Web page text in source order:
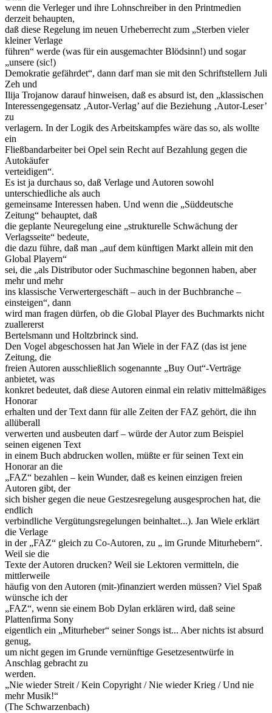
wenn die Verleger und ihre Lohnschreiber in den Printmedien
derzeit behaupten,
daß diese Regelung im neuen Urheberrecht zum „Sterben vieler
kleiner Verlage
führen“ werde (was für ein ausgemachter Blödsinn!) und sogar
„unsere (sic!)
Demokratie gefährdet“, dann darf man sie mit den Schriftstellern Juli
Zeh und
Ilija Trojanow darauf hinweisen, daß es absurd ist, den „klassischen
Interessengegensatz ‚Autor-Verlag’ auf die Beziehung ‚Autor-Leser’
zu
verlagern. In der Logik des Arbeitskampfes wäre das so, als wollte
ein
Fließbandarbeiter bei Opel sein Recht auf Bezahlung gegen die
Autokäufer
verteidigen“.
Es ist ja durchaus so, daß Verlage und Autoren sowohl
unterschiedliche als auch
gemeinsame Interessen haben. Und wenn die „Süddeutsche
Zeitung“ behauptet, daß
die geplante Neuregelung eine „strukturelle Schwächung der
Verlagsseite“ bedeute,
die dazu führe, daß man „auf dem künftigen Markt allein mit den
Global Playern“
sei, die „als Distributor oder Suchmaschine begonnen haben, aber
mehr und mehr
ins klassische Verwertergeschäft – auch in der Buchbranche –
einsteigen“, dann
wird man fragen dürfen, ob die Global Player des Buchmarkts nicht
zuallererst
Bertelsmann und Holtzbrinck sind.
Den Vogel abgeschossen hat Jan Wiele in der FAZ (das ist jene
Zeitung, die
freien Autoren ausschließlich sogenannte „Buy Out“-Verträge
anbietet, was
konkret bedeutet, daß diese Autoren einmal ein relativ mittelmäßiges
Honorar
erhalten und der Text dann für alle Zeiten der FAZ gehört, die ihn
allüberall
verwerten und ausbeuten darf – würde der Autor zum Beispiel
seinen eigenen Text
in einem Buch abdrucken wollen, müßte er für seinen Text ein
Honorar an die
„FAZ“ bezahlen – kein Wunder, daß es keinen einzigen freien
Autoren gibt, der
sich bisher gegen die neue Gestzesregelung ausgesprochen hat, die
endlich
verbindliche Vergütungsregelungen beinhaltet...). Jan Wiele erklärt
die Verlage
in der „FAZ“ gleich zu Co-Autoren, zu „ im Grunde Miturhebern“.
Weil sie die
Texte der Autoren drucken? Weil sie Lektoren vermitteln, die
mittlerweile
häufig von den Autoren (mit-)finanziert werden müssen? Viel Spaß
wünsche ich der
„FAZ“, wenn sie einem Bob Dylan erklären wird, daß seine
Plattenfirma Sony
eigentlich ein „Miturheber“ seiner Songs ist... Aber nichts ist absurd
genug,
um nicht gegen im Grunde vernünftige Gesetzesentwürfe in
Anschlag gebracht zu
werden.
„Nie wieder Streit / Kein Copyright / Nie wieder Krieg / Und nie
mehr Musik!“
(The Schwarzenbach)